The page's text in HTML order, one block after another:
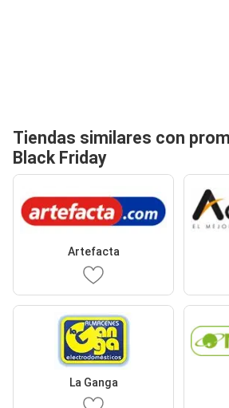
Tiendas similares con
Black Friday
Artefacta
La Ganga